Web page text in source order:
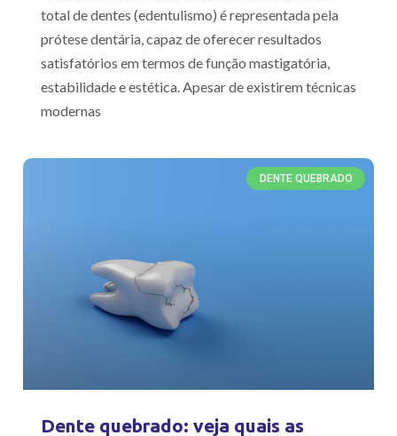
total de dentes (edentulismo) é representada pela
prótese dentária, capaz de oferecer resultados
satisfatórios em termos de função mastigatória,
estabilidade e estética. Apesar de existirem técnicas
modernas
DENTE QUEBRADO
Dente quebrado: veja quais as